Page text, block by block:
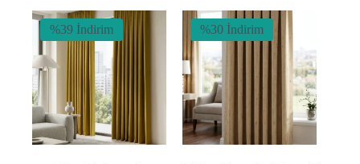
%39 İndirim %30 İndirim